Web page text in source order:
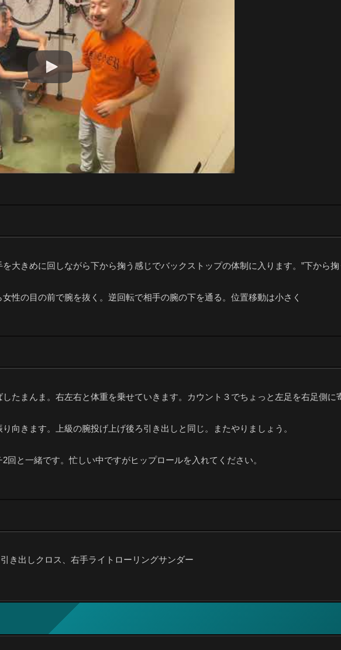
大きめに回しながら下から掬う感じでバックストップの体制に入ります。”下から掬
性の目の前で腕を抜く。逆回転で相手の腕の下を通る。位置移動は小さく
たまんま。右左右と体重を乗せていきます。カウント３でちょっと左足を右足側に
向きます。上級の腕投げ上げ後ろ引き出しと同じ。またやりましょう。
回と一緒です。忙しい中ですがヒップロールを入れてください。
き出しクロス、右手ライトローリングサンダー